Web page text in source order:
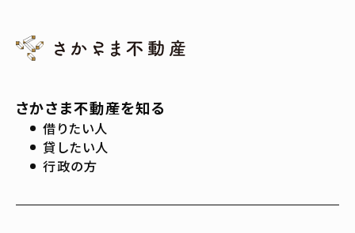
さかさま不動産を知る
借りたい人
貸したい人
行政の方